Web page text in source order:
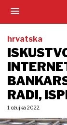
hrvatska
RADI,
1. ožujka 2022.